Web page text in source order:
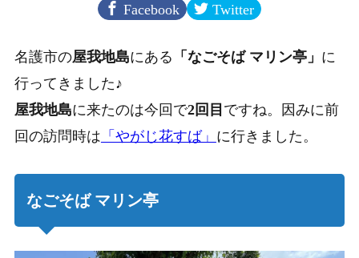
Facebook Twitter
名護市の屋我地島にある 「なごそば マリン亭」 に
行ってきました♪
屋我地島に来たのは今回で2回目 ですね。因みに前
回の訪問時は 「やがじ花すば」 に行きました。
なごそば マリン亭